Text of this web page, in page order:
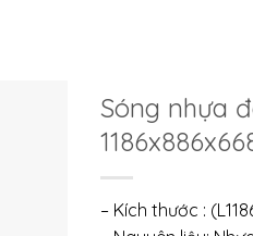
Sóng nhựa
– Kích thước :